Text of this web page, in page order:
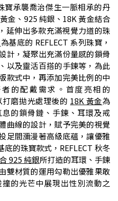
寶承襲喬治傑生一脈相承的丹
金、925 純銀、18K 黃金結合
延伸出多款充滿視覺力道的珠
為基底的 REFLECT 系列珠寶，
計，凝聚出充滿份量感的鎖骨
以及靈活百搭的手鍊等，為此
款式中，再添加完美比例的中
的配戴需求。首度亮相的
打磨拋光處理後的 18K 黃金為
的鎖骨鏈、手鍊、耳環及戒
曲線的設計，賦予完美的視覺
足間瀰漫著高級底蘊，讓優雅
的珠寶款式，REFLECT 秋冬
925純銀所打造的耳環、手鍊
雙材質的運用勾勒出優雅果敢
的光芒中展現出性別流動之